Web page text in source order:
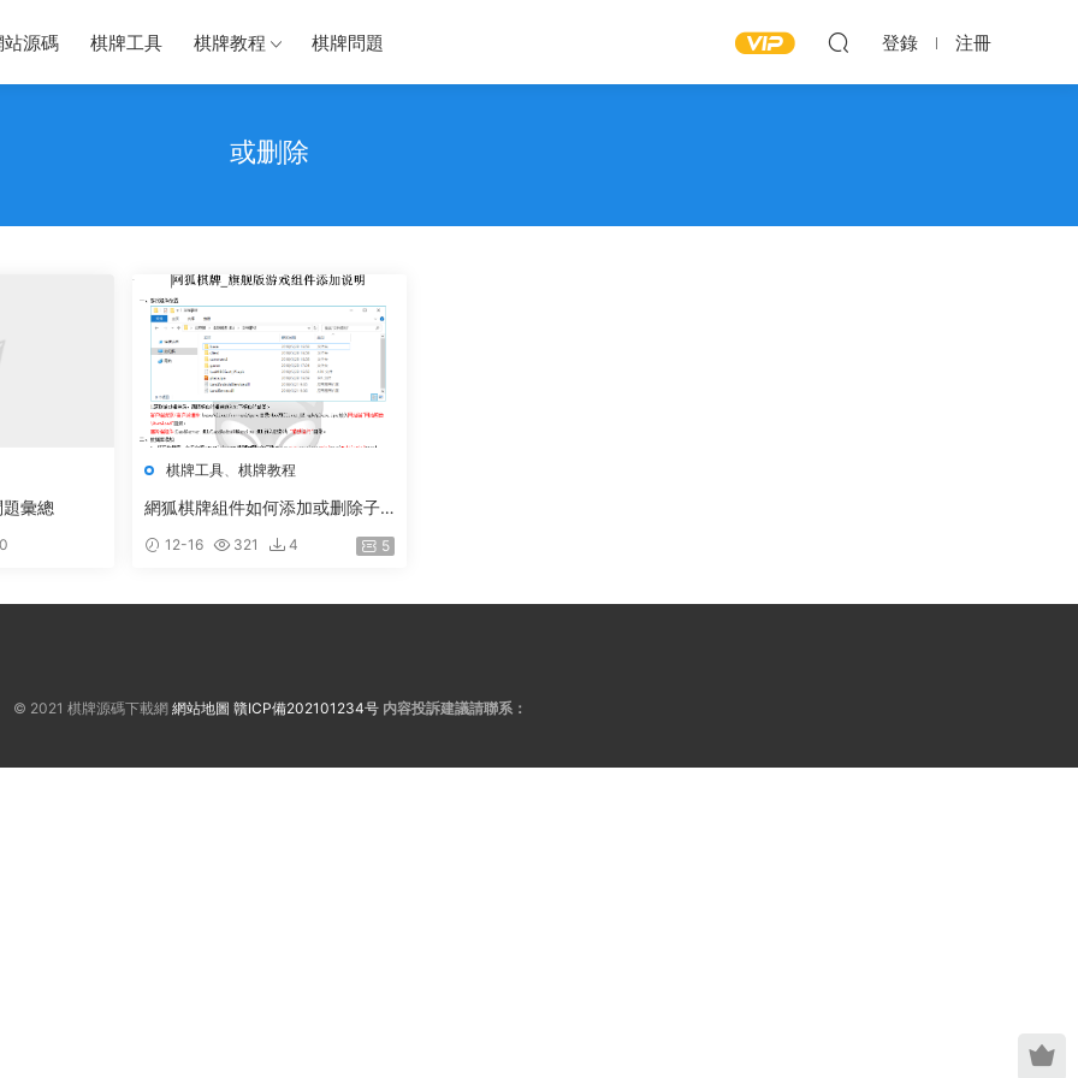
站源碼 棋牌工具 棋牌教程 棋牌問題 登錄 注冊
或删除
彙總
0
棋牌工具、 棋牌教程
網狐棋牌組件如何添加或删除子
12-16 321 4 5
© 2021 棋牌源碼下載網 網站地圖 贛ICP備202101234号 内容投訴建議請聯系：